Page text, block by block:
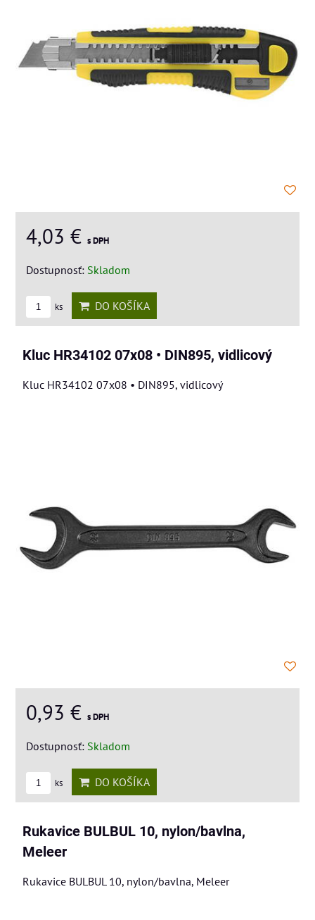
4,03 € s DPH
Dostupnosť: Skladom
ks DO KOŠÍKA
Kluc HR34102 07x08 • DIN895, vidlicový
Kluc HR34102 07x08 • DIN895, vidlicový
0,93 € s DPH
Dostupnosť: Skladom
ks DO KOŠÍKA
Rukavice BULBUL 10, nylon/bavlna,
Meleer
Rukavice BULBUL 10, nylon/bavlna, Meleer